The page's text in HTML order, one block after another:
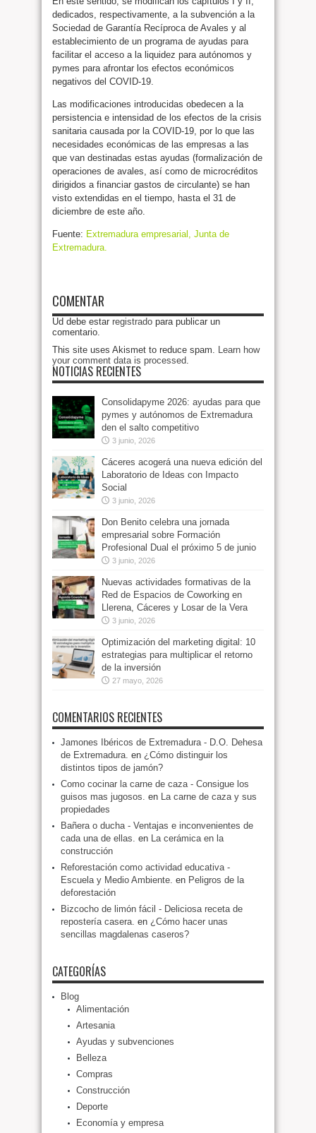
dedicados, respectivamente, a la subvención a la
Sociedad de Garantía Recíproca de Avales y al
establecimiento de un programa de ayudas para
facilitar el acceso a la liquidez para autónomos y
pymes para afrontar los efectos económicos
negativos del COVID-19.
Las modificaciones introducidas obedecen a la
persistencia e intensidad de los efectos de la crisis
sanitaria causada por la COVID-19, por lo que las
necesidades económicas de las empresas a las
que van destinadas estas ayudas (formalización de
operaciones de avales, así como de microcréditos
dirigidos a financiar gastos de circulante) se han
visto extendidas en el tiempo, hasta el 31 de
diciembre de este año.
Fuente: Extremadura empresarial, Junta de
Extremadura.
COMENTAR
Ud debe estar registrado para publicar un
comentario.
This site uses Akismet to reduce spam. Learn how
your comment data is processed.
NOTICIAS RECIENTES
Consolidapyme 2026: ayudas para que
pymes y autónomos de Extremadura
den el salto competitivo
3 junio, 2026
Cáceres acogerá una nueva edición del
Laboratorio de Ideas con Impacto
Social
3 junio, 2026
Don Benito celebra una jornada
empresarial sobre Formación
Profesional Dual el próximo 5 de junio
3 junio, 2026
Nuevas actividades formativas de la
Red de Espacios de Coworking en
Llerena, Cáceres y Losar de la Vera
3 junio, 2026
Optimización del marketing digital: 10
estrategias para multiplicar el retorno
de la inversión
27 mayo, 2026
COMENTARIOS RECIENTES
Jamones Ibéricos de Extremadura - D.O. Dehesa
de Extremadura. en ¿Cómo distinguir los
distintos tipos de jamón?
Como cocinar la carne de caza - Consigue los
guisos mas jugosos. en La carne de caza y sus
propiedades
Bañera o ducha - Ventajas e inconvenientes de
cada una de ellas. en La cerámica en la
construcción
Reforestación como actividad educativa -
Escuela y Medio Ambiente. en Peligros de la
deforestación
Bizcocho de limón fácil - Deliciosa receta de
repostería casera. en ¿Cómo hacer unas
sencillas magdalenas caseros?
CATEGORÍAS
Blog
Alimentación
Artesania
Ayudas y subvenciones
Belleza
Compras
Construcción
Deporte
Economía y empresa